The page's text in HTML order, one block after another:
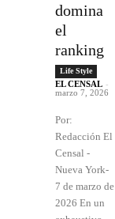
domina
el
ranking
Life Style
EL CENSAL -
marzo 7, 2026
Por:
Redacción El
Censal -
Nueva York-
7 de marzo de
2026 En un